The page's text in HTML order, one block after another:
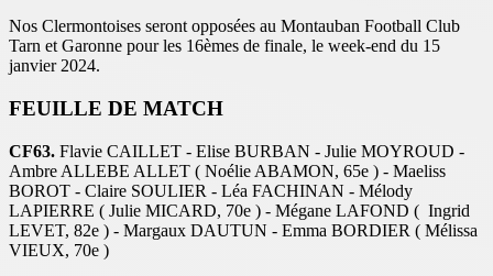
Nos Clermontoises seront opposées au Montauban Football Club
Tarn et Garonne pour les 16èmes de finale, le week-end du 15
janvier 2024.
FEUILLE DE MATCH
CF63. Flavie CAILLET - Elise BURBAN - Julie MOYROUD -
Ambre ALLEBE ALLET ( Noélie ABAMON, 65e ) - Maeliss
BOROT - Claire SOULIER - Léa FACHINAN - Mélody
LAPIERRE ( Julie MICARD, 70e ) - Mégane LAFOND ( Ingrid
LEVET, 82e ) - Margaux DAUTUN - Emma BORDIER ( Mélissa
VIEUX, 70e )